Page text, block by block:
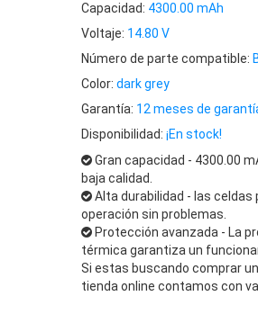
Capacidad: 4300.00 mAh
Voltaje: 14.80 V
Número de parte compatible:
Color: dark grey
Garantía: 12 meses de
Disponibilidad: ¡En stock!
Gran capacidad - 4300.00
baja calidad.
Alta durabilidad - las celdas
operación sin problemas.
Protección avanzada - La
térmica garantiza un
Si estas buscando comprar
tienda online contamos con